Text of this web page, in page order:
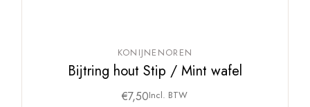
KONIJNENOREN
Bijtring hout Stip / Mint wafel
€7,50Incl. BTW